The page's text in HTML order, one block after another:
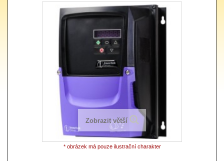
Zobrazit větší
* obrázek má pouze ilustrační charakter